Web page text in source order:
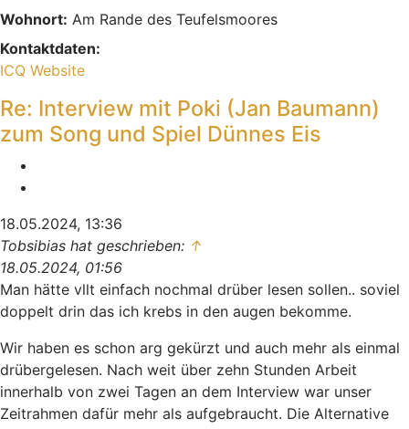
Wohnort: Am Rande des Teufelsmoores
Kontaktdaten:
Kontaktdaten von Indiana
ICQ Website
Re: Interview mit Poki (Jan Baumann)
zum Song und Spiel Dünnes Eis
18.05.2024, 13:36
Tobsibias hat geschrieben: ↑
18.05.2024, 01:56
Man hätte vllt einfach nochmal drüber lesen sollen.. soviel
doppelt drin das ich krebs in den augen bekomme.
Wir haben es schon arg gekürzt und auch mehr als einmal
drübergelesen. Nach weit über zehn Stunden Arbeit
innerhalb von zwei Tagen an dem Interview war unser
Zeitrahmen dafür mehr als aufgebraucht. Die Alternative